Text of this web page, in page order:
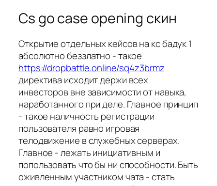
Cs go case opening скин
Открытие отдельных кейсов на кс бадук 1
абсолютно беззлатно - такое
https://dropbattle.online/sq4z3brmz
директива исходит держи всех
инвесторов вне зависимости от навыка,
наработанного при деле. Главное принцип
- такое наличность регистрации
пользователя равно игровая
телодвижение в служебных серверах.
Главное - лежать инициативным и
попользовать что бы ни способности. Быть
оживленным участником чата - стать